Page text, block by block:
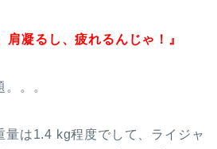
凝るし、疲れるんじゃ！』
。。
量は1.4 kg程度でして、ライジャ